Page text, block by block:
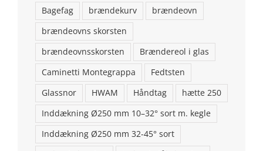
Bagefag brændekurv
brændeovn
brændeovns skorsten
brændeovnsskorsten
Brændereol i glas
Caminetti Montegrappa
Fedtsten
Glassnor
HWAM Håndtag
hætte 250
Inddækning Ø250 mm 10–32° sort m. kegle
Inddækning Ø250 mm 32-45° sort